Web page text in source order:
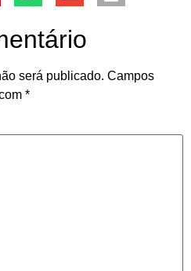
será publicado. Campos
*